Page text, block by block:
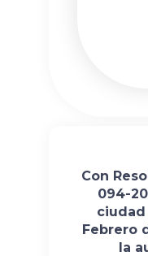
Con
094-
Febrero
la